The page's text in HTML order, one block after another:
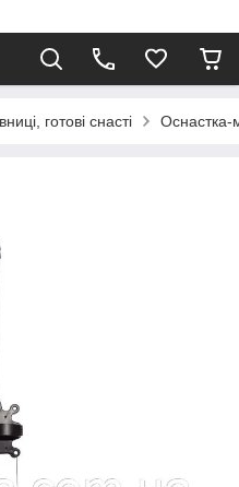
готові снасті Оснастка-